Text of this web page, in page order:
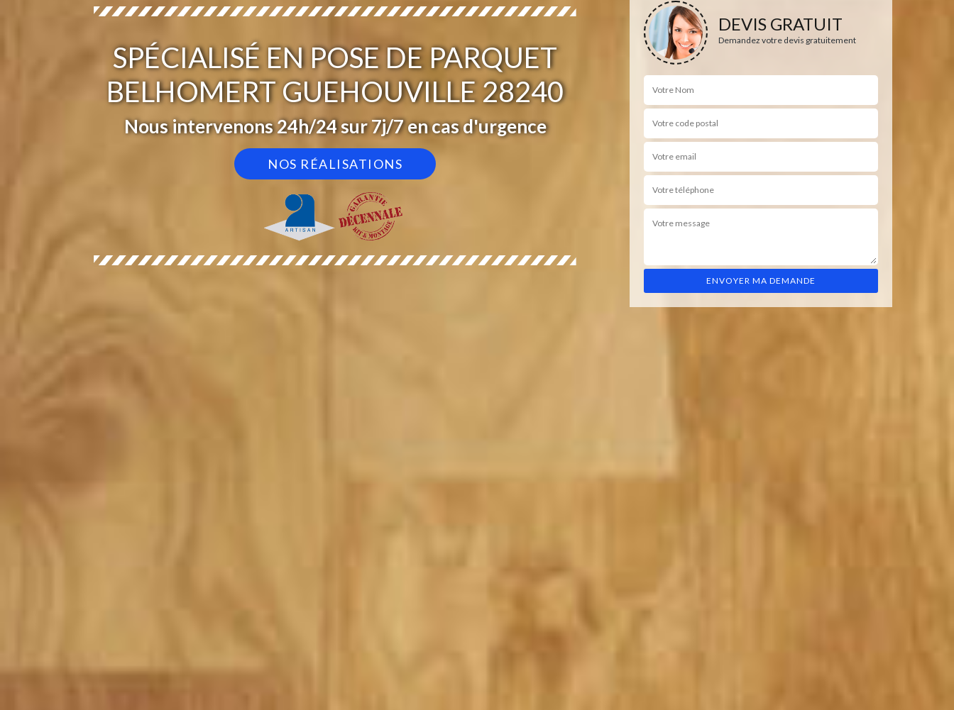
SPÉCIALISÉ EN POSE DE PARQUET
BELHOMERT GUEHOUVILLE 28240
Nous intervenons 24h/24 sur 7j/7 en cas d'urgence
NOS RÉALISATIONS
DEVIS GRATUIT
Demandez votre devis gratuitement